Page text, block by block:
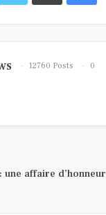
12760 Posts
0
affaire d’honneur